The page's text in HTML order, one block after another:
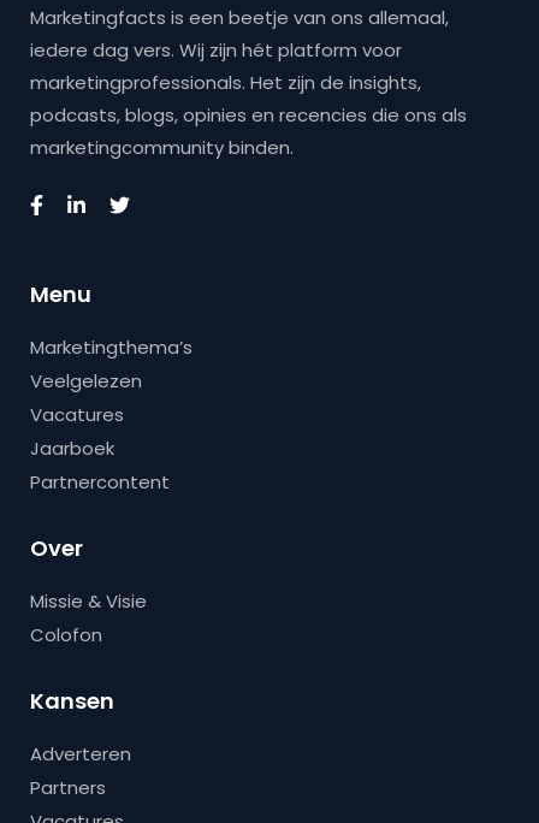
Marketingfacts is een beetje van ons allemaal,
iedere dag vers. Wij zijn hét platform voor
marketingprofessionals. Het zijn de insights,
podcasts, blogs, opinies en recencies die ons als
marketingcommunity binden.
Menu
Marketingthema’s
Veelgelezen
Vacatures
Jaarboek
Partnercontent
Over
Missie & Visie
Colofon
Kansen
Adverteren
Partners